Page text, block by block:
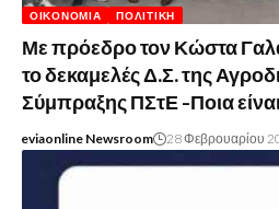
ΟΙΚΟΝΟΜΊΑ ΠΟΛΙΤΙΚΉ
Με πρόεδρο τον Κώστα
το δεκαμελές Δ.Σ. της
Σύμπραξης ΠΣτΕ -Ποια
eviaonline Newsroom 28 Φεβρουαρίου